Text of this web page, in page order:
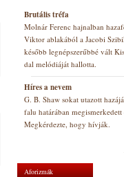
Brutális tréfa
Molnár Ferenc hajnalban
Viktor ablakából a Jacobi
később legnépszerűbbé vált
dal melódiáját hallotta.
Híres a nevem
G. B. Shaw sokat utazott
falu határában megismerkedett
Megkérdezte, hogy hívják.
Aforizmák